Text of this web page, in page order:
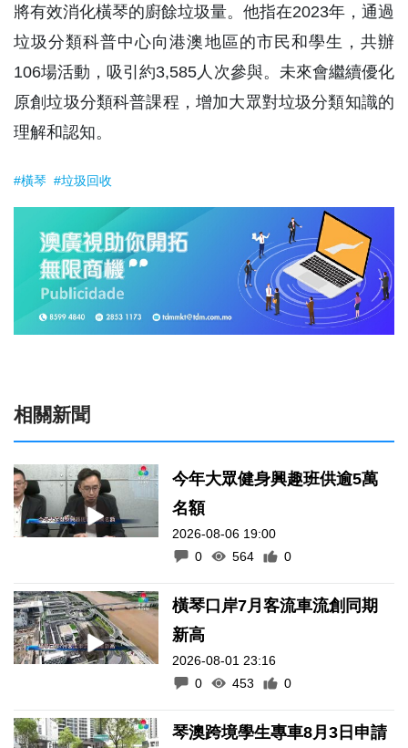
將有效消化橫琴的廚餘垃圾量。他指在2023年，通過
垃圾分類科普中心向港澳地區的市民和學生，共辦
106場活動，吸引約3,585人次參與。未來會繼續優化
原創垃圾分類科普課程，增加大眾對垃圾分類知識的
理解和認知。
#橫琴 #垃圾回收
相關新聞
今年大眾健身興趣班供逾5萬
名額
2026-08-06 19:00
0
564 0
橫琴口岸7月客流車流創同期
新高
2026-08-01 23:16
0
453 0
琴澳跨境學生專車8月3日申請